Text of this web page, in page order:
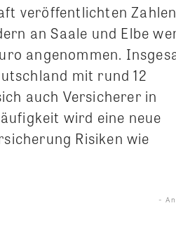
veröffentlichten Zahlen
an Saale und Elbe
angenommen.
mit rund 12
auch Versicherer in
wird eine neue
Risiken wie
-